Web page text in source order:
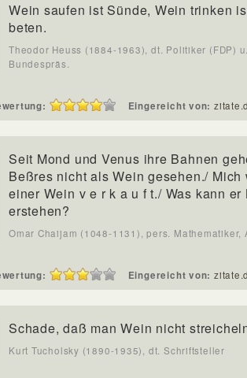
Wein saufen ist Sünde, Wein trinken
beten.
Theodor Heuss (1884-1963), dt. Politiker (FDP)
Bundespräs.
Eingereicht von:
Seit Mond und Venus ihre Bahnen
Beßres nicht als Wein gesehen./ Mich
einer Wein v e r k a u f t./ Was kann
erstehen?
Omar Chaijam (1048-1131), pers. Mathematiker,
Eingereicht von:
Schade, daß man Wein nicht
Kurt Tucholsky (1890-1935), dt. Schriftsteller